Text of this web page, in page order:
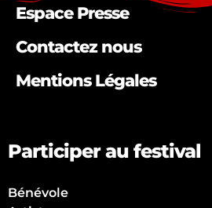
Espace Presse
Contactez nous
Mentions Légales
Bénévole
Participer au festival